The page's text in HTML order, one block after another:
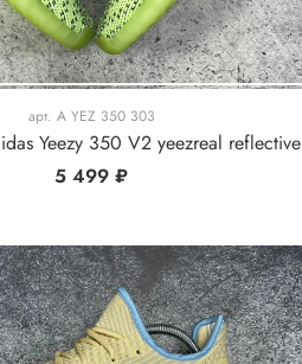
арт. A YEZ 350 303
Yeezy 350 V2 yeezreal reflective
5 499 ₽